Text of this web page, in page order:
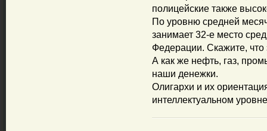
полицейские также
По уровню средней
занимает 32-е место
Федерации. Скажите, что
А как же нефть, газ,
наши денежки.
Олигархи и их
интеллектуальном